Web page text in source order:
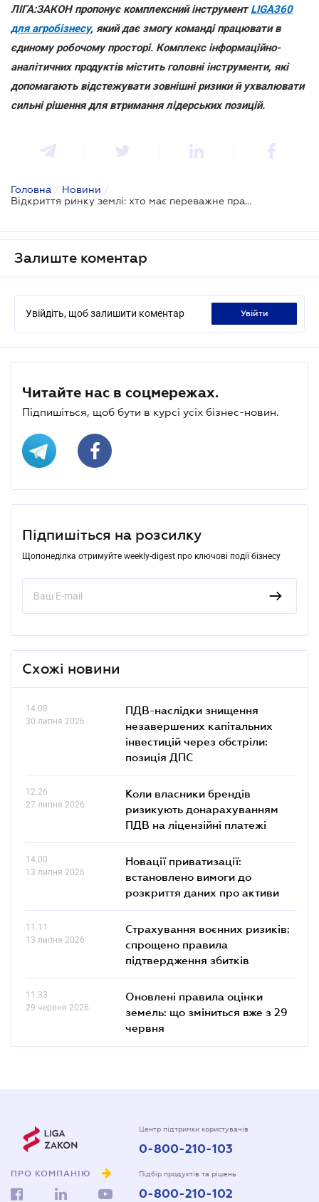
ЛІГА:ЗАКОН пропонує комплексний інструментLIGA360
для агробізнесу, який дає змогу команді працювати в
єдиному робочому просторі. Комплекс інформаційно-
аналітичних продуктів містить головні інструменти, які
допомагають відстежувати зовнішні ризики й ухвалювати
сильні рішення для втримання лідерських позицій.
Головна / Новини /
Відкриття ринку землі: хто має переважне право викупу земельної ділянки
Залиште коментар
Увійдіть, щоб залишити коментар увійти
Читайте нас в соцмережах.
Підпишіться, щоб бути в курсі усіх бізнес-новин.
Підпишіться на розсилку
Щопонеділка отримуйте weekly-digest про ключові події бізнесу
Схожі новини
14.08
30 липня 2026
ПДВ-наслідки знищення
незавершених капітальних
інвестицій через обстріли:
позиція ДПС
12.26
27 липня 2026
Коли власники брендів
ризикують донарахуванням
ПДВ на ліцензійні платежі
14.00
13 липня 2026
Новації приватизації:
встановлено вимоги до
розкриття даних про активи
11.11
13 липня 2026
Страхування воєнних ризиків:
спрощено правила
підтвердження збитків
11.33
29 червня 2026
Оновлені правила оцінки
земель: що зміниться вже з 29
червня
ПРО КОМПАНІЮ
Центр підтримки користувачів
0-800-210-103
Підбір продуктів та рішень
0-800-210-102